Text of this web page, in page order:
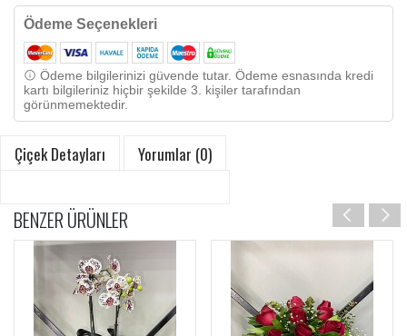
Ödeme Seçenekleri
Ödeme bilgilerinizi güvende tutar. Ödeme esnasında kredi
kartı bilgileriniz hiçbir şekilde 3. kişiler tarafından
görünmemektedir.
Çiçek Detayları Yorumlar (0)
BENZER ÜRÜNLER